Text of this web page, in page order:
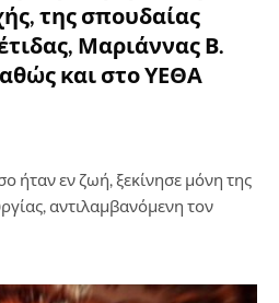
της σπουδαίας
Μαριάννας Β.
και στο ΥΕΘΑ
ήταν εν ζωή, ξεκίνησε μόνη της
αντιλαμβανόμενη τον